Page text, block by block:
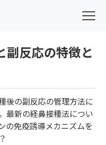
副反応の特徴と
後の副反応の管理方法に
最新の経鼻接種法につい
の免疫誘導メカニズムを